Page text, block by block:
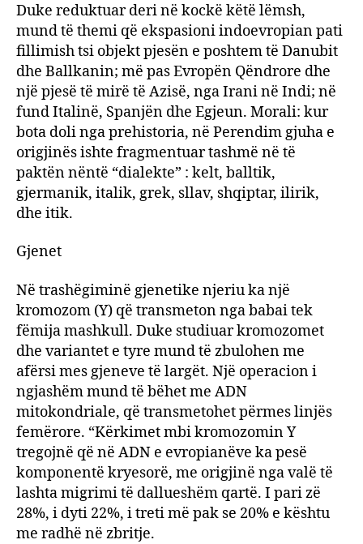
Duke reduktuar deri në kockë këtë lëmsh,
mund të themi që ekspasioni indoevropian pati
fillimish tsi objekt pjesën e poshtem të Danubit
dhe Ballkanin; më pas Evropën Qëndrore dhe
një pjesë të mirë të Azisë, nga Irani në Indi; në
fund Italinë, Spanjën dhe Egjeun. Morali: kur
bota doli nga prehistoria, në Perendim gjuha e
origjinës ishte fragmentuar tashmë në të
paktën nëntë “dialekte” : kelt, balltik,
gjermanik, italik, grek, sllav, shqiptar, ilirik,
dhe itik.
Gjenet
Në trashëgiminë gjenetike njeriu ka një
kromozom (Y) që transmeton nga babai tek
fëmija mashkull. Duke studiuar kromozomet
dhe variantet e tyre mund të zbulohen me
afërsi mes gjeneve të largët. Një operacion i
ngjashëm mund të bëhet me ADN
mitokondriale, që transmetohet përmes linjës
femërore. “Kërkimet mbi kromozomin Y
tregojnë që në ADN e evropianëve ka pesë
komponentë kryesorë, me origjinë nga valë të
lashta migrimi të dallueshëm qartë. I pari zë
28%, i dyti 22%, i treti më pak se 20% e kështu
me radhë në zbritje.